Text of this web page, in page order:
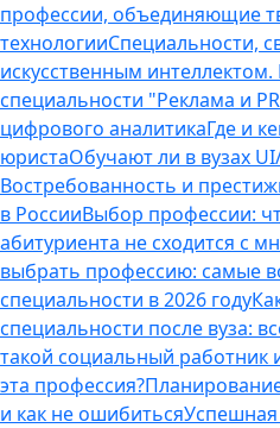
профессии, объединяющие
технологииСпециальности,
искусственным интеллектом.
специальности "Реклама и
цифрового аналитикаГде и
юристаОбучают ли в вузах
Востребованность и
в РоссииВыбор профессии:
абитуриента не сходится с
выбрать профессию: самые
специальности в 2026 году
специальности после вуза:
такой социальный работник
эта профессия?
и как не ошибиться